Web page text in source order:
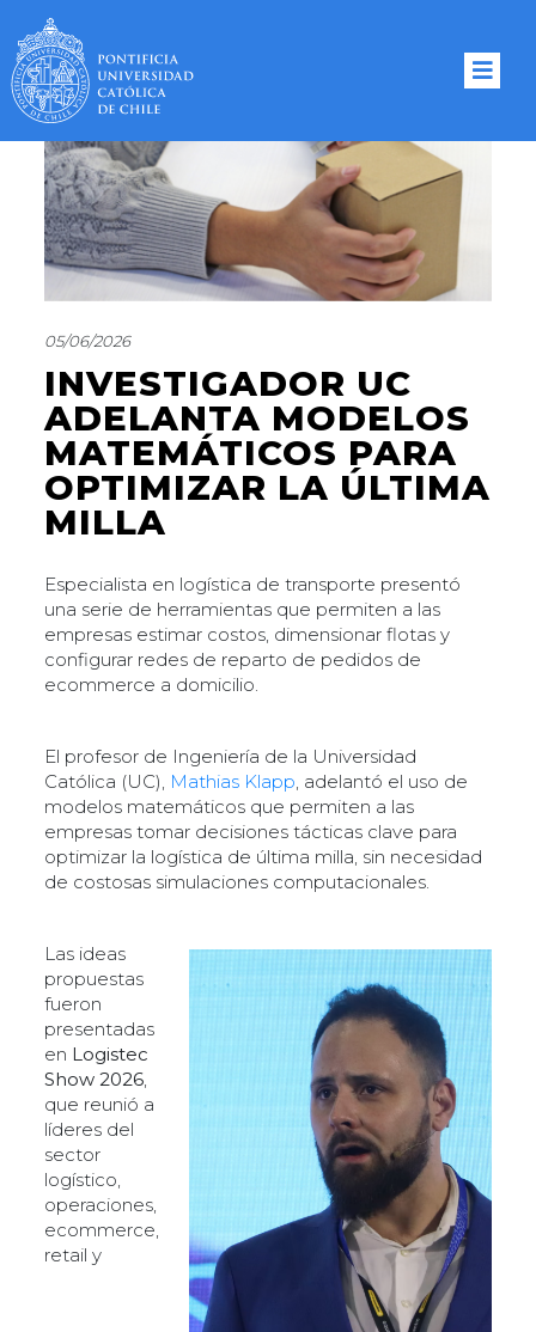
05/06/2026
INVESTIGADOR UC
ADELANTA MODELOS
MATEMÁTICOS PARA
OPTIMIZAR LA ÚLTIMA
MILLA
Especialista en logística de transporte presentó
una serie de herramientas que permiten a las
empresas estimar costos, dimensionar flotas y
configurar redes de reparto de pedidos de
ecommerce a domicilio.
El profesor de Ingeniería de la Universidad
Católica (UC), Mathias Klapp , adelantó el uso de
modelos matemáticos que permiten a las
empresas tomar decisiones tácticas clave para
optimizar la logística de última milla, sin necesidad
de costosas simulaciones computacionales.
Las ideas
propuestas
fueron
presentadas
en Logistec
Show 2026
que reunió a
líderes del
sector
logístico,
operaciones,
ecommerce,
retail y